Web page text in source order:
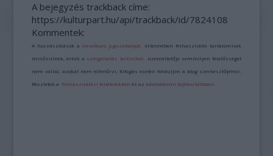
A bejegyzés trackback címe:
https://kulturpart.hu/api/trackback/id/7824108
Kommentek:
A hozzászólások avonatkozó jogszabályok értelmében felhasználói tartalomnak
minősülnek, értük a szolgáltatás technikai üzemeltetője semmilyen felelősséget
nem vállal, azokat nem ellenőrzi. Kifogás esetén forduljon a blog szerkesztőjéhez.
Részletek a Felhasználási feltételekben és azadatvédelmi tájékoztatóban